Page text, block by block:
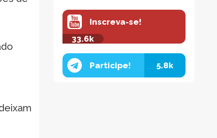
Inscreva-se!
33.6k
Participe! 5.8k